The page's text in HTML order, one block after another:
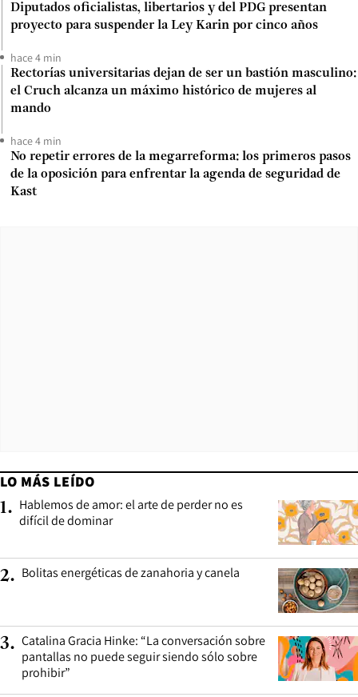
Diputados oficialistas, libertarios y del PDG presentan
proyecto para suspender la Ley Karin por cinco años
hace 4 min
Rectorías universitarias dejan de ser un bastión masculino:
el Cruch alcanza un máximo histórico de mujeres al
mando
hace 4 min
No repetir errores de la megarreforma: los primeros pasos
de la oposición para enfrentar la agenda de seguridad de
Kast
LO MÁS LEÍDO
1. Hablemos de amor: el arte de perder no es
difícil de dominar
2. Bolitas energéticas de zanahoria y canela
3. Catalina Gracia Hinke: “La conversación sobre
pantallas no puede seguir siendo sólo sobre
prohibir”